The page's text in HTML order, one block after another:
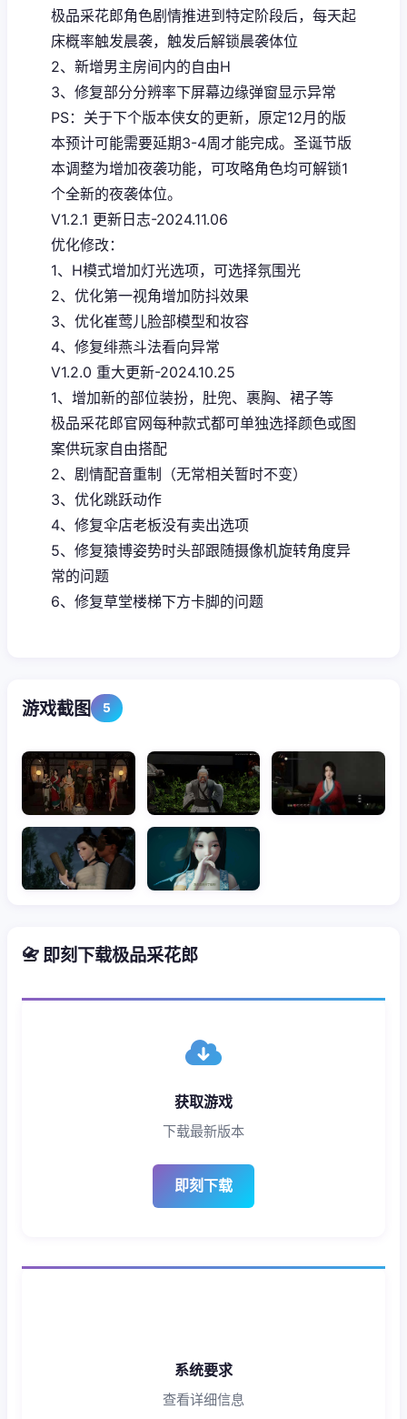
极品采花郎角色剧情推进到特定阶段后，每天起
床概率触发晨袭，触发后解锁晨袭体位
2、新增男主房间内的自由H
3、修复部分分辨率下屏幕边缘弹窗显示异常
PS：关于下个版本侠女的更新，原定12月的版
本预计可能需要延期3-4周才能完成。圣诞节版
本调整为增加夜袭功能，可攻略角色均可解锁1
个全新的夜袭体位。
V1.2.1 更新日志-2024.11.06
优化修改：
1、H模式增加灯光选项，可选择氛围光
2、优化第一视角增加防抖效果
3、优化崔莺儿脸部模型和妆容
4、修复绯燕斗法看向异常
V1.2.0 重大更新-2024.10.25
1、增加新的部位装扮，肚兜、裹胸、裙子等
极品采花郎官网每种款式都可单独选择颜色或图
案供玩家自由搭配
2、剧情配音重制（无常相关暂时不变）
3、优化跳跃动作
4、修复伞店老板没有卖出选项
5、修复猿博姿势时头部跟随摄像机旋转角度异
常的问题
6、修复草堂楼梯下方卡脚的问题
游戏截图 5
📇 即刻下载极品采花郎
获取游戏
下载最新版本
即刻下载
系统要求
查看详细信息